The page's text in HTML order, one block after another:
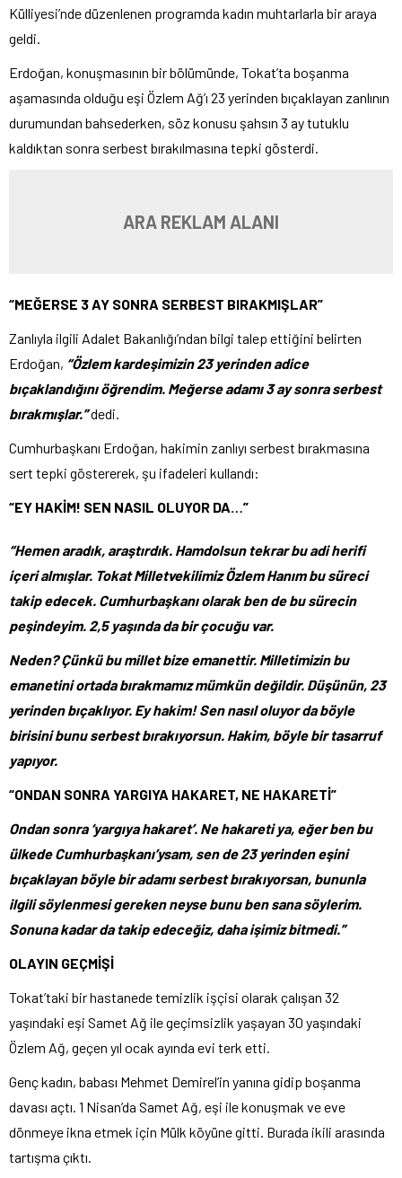
Külliyesi’nde düzenlenen programda kadın muhtarlarla bir araya
geldi.
Erdoğan, konuşmasının bir bölümünde, Tokat’ta boşanma
aşamasında olduğu eşi Özlem Ağ’ı 23 yerinden bıçaklayan zanlının
durumundan bahsederken, söz konusu şahsın 3 ay tutuklu
kaldıktan sonra serbest bırakılmasına tepki gösterdi.
ARA REKLAM ALANI
“MEĞERSE 3 AY SONRA SERBEST BIRAKMIŞLAR”
Zanlıyla ilgili Adalet Bakanlığı’ndan bilgi talep ettiğini belirten
Erdoğan, “Özlem kardeşimizin 23 yerinden adice
bıçaklandığını öğrendim. Meğerse adamı 3 ay sonra serbest
bırakmışlar.”dedi.
Cumhurbaşkanı Erdoğan, hakimin zanlıyı serbest bırakmasına
sert tepki göstererek, şu ifadeleri kullandı:
“EY HAKİM! SEN NASIL OLUYOR DA…”
“Hemen aradık, araştırdık. Hamdolsun tekrar bu adi herifi
içeri almışlar. Tokat Milletvekilimiz Özlem Hanım bu süreci
takip edecek. Cumhurbaşkanı olarak ben de bu sürecin
peşindeyim. 2,5 yaşında da bir çocuğu var.
Neden? Çünkü bu millet bize emanettir. Milletimizin bu
emanetini ortada bırakmamız mümkün değildir. Düşünün, 23
yerinden bıçaklıyor. Ey hakim! Sen nasıl oluyor da böyle
birisini bunu serbest bırakıyorsun. Hakim, böyle bir tasarruf
yapıyor.
“ONDAN SONRA YARGIYA HAKARET, NE HAKARETİ”
Ondan sonra ‘yargıya hakaret’. Ne hakareti ya, eğer ben bu
ülkede Cumhurbaşkanı’ysam, sen de 23 yerinden eşini
bıçaklayan böyle bir adamı serbest bırakıyorsan, bununla
ilgili söylenmesi gereken neyse bunu ben sana söylerim.
Sonuna kadar da takip edeceğiz, daha işimiz bitmedi.”
OLAYIN GEÇMİŞİ
Tokat’taki bir hastanede temizlik işçisi olarak çalışan 32
yaşındaki eşi Samet Ağ ile geçimsizlik yaşayan 30 yaşındaki
Özlem Ağ, geçen yıl ocak ayında evi terk etti.
Genç kadın, babası Mehmet Demirel’in yanına gidip boşanma
davası açtı. 1 Nisan’da Samet Ağ, eşi ile konuşmak ve eve
dönmeye ikna etmek için Mülk köyüne gitti. Burada ikili arasında
tartışma çıktı.